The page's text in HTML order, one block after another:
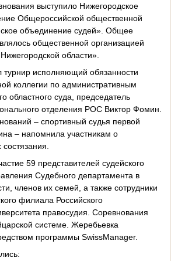
выступило Нижегородское
Общероссийской общественной
объединение судей». Общее
общественной организацией
области».
турнир исполняющий обязанности
коллегии по административным
областного суда, председатель
отделения РОС Виктор Фомин.
– спортивный судья первой
– напомнила участникам о
59 представителей судейского
Судебного департамента в
членов их семей, а также сотрудники
филиала Российского
правосудия. Соревнования
системе. Жеребьевка
программы SwissManager.